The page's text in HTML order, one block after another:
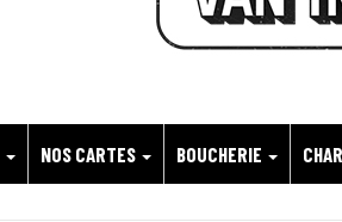
NOS CARTES BOUCHERIE